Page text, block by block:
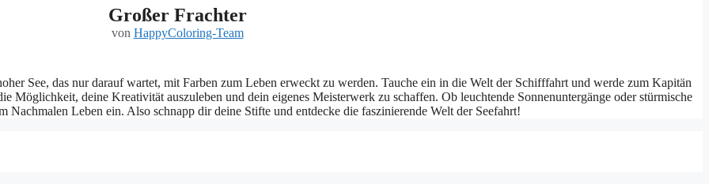
Großer Frachter
von HappyColoring-Team
See, das nur darauf wartet, mit Farben zum Leben erweckt zu werden. Tauche ein in die Welt der Schifffahrt und werde zum Kapitän
Möglichkeit, deine Kreativität auszuleben und dein eigenes Meisterwerk zu schaffen. Ob leuchtende Sonnenuntergänge oder stürmische
Nachmalen Leben ein. Also schnapp dir deine Stifte und entdecke die faszinierende Welt der Seefahrt!